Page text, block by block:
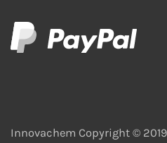
Innovachem Copyright ©